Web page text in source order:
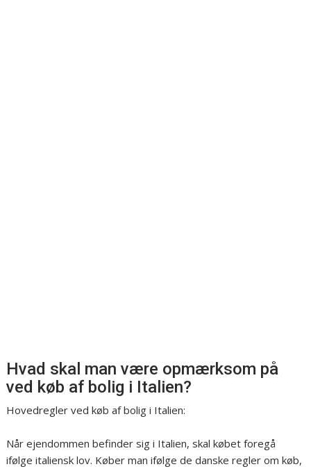
Hvad skal man være opmærksom på
ved køb af bolig i Italien?
Hovedregler ved køb af bolig i Italien:
Når ejendommen befinder sig i Italien, skal købet foregå
ifølge italiensk lov. Køber man ifølge de danske regler om køb,